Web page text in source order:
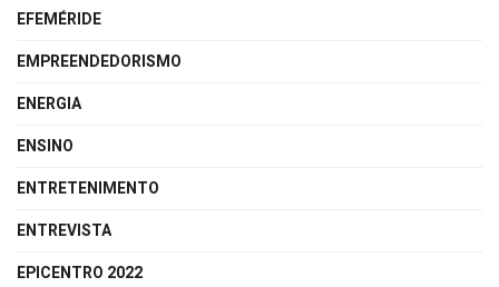
EFEMÉRIDE
EMPREENDEDORISMO
ENERGIA
ENSINO
ENTRETENIMENTO
ENTREVISTA
EPICENTRO 2022